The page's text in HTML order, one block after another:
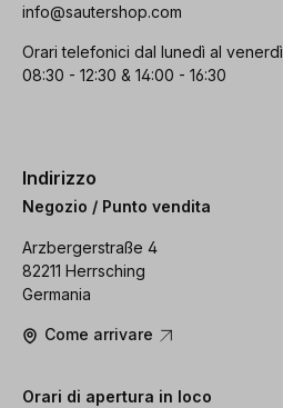
info@sautershop.com
Orari telefonici dal lunedì al venerdì
08:30 - 12:30 & 14:00 - 16:30
Indirizzo
Negozio / Punto vendita
Arzbergerstraße 4
82211 Herrsching
Germania
Come arrivare
Orari di apertura in loco